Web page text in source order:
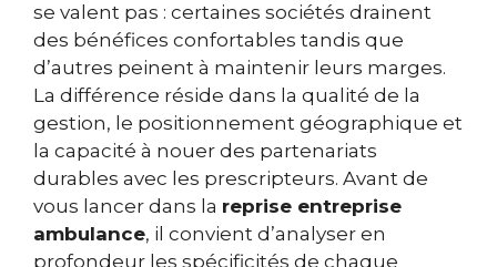
se valent pas : certaines sociétés drainent
des bénéfices confortables tandis que
d’autres peinent à maintenir leurs marges.
La différence réside dans la qualité de la
gestion, le positionnement géographique et
la capacité à nouer des partenariats
durables avec les prescripteurs. Avant de
vous lancer dans la reprise entreprise
ambulance, il convient d’analyser en
profondeur les spécificités de chaque